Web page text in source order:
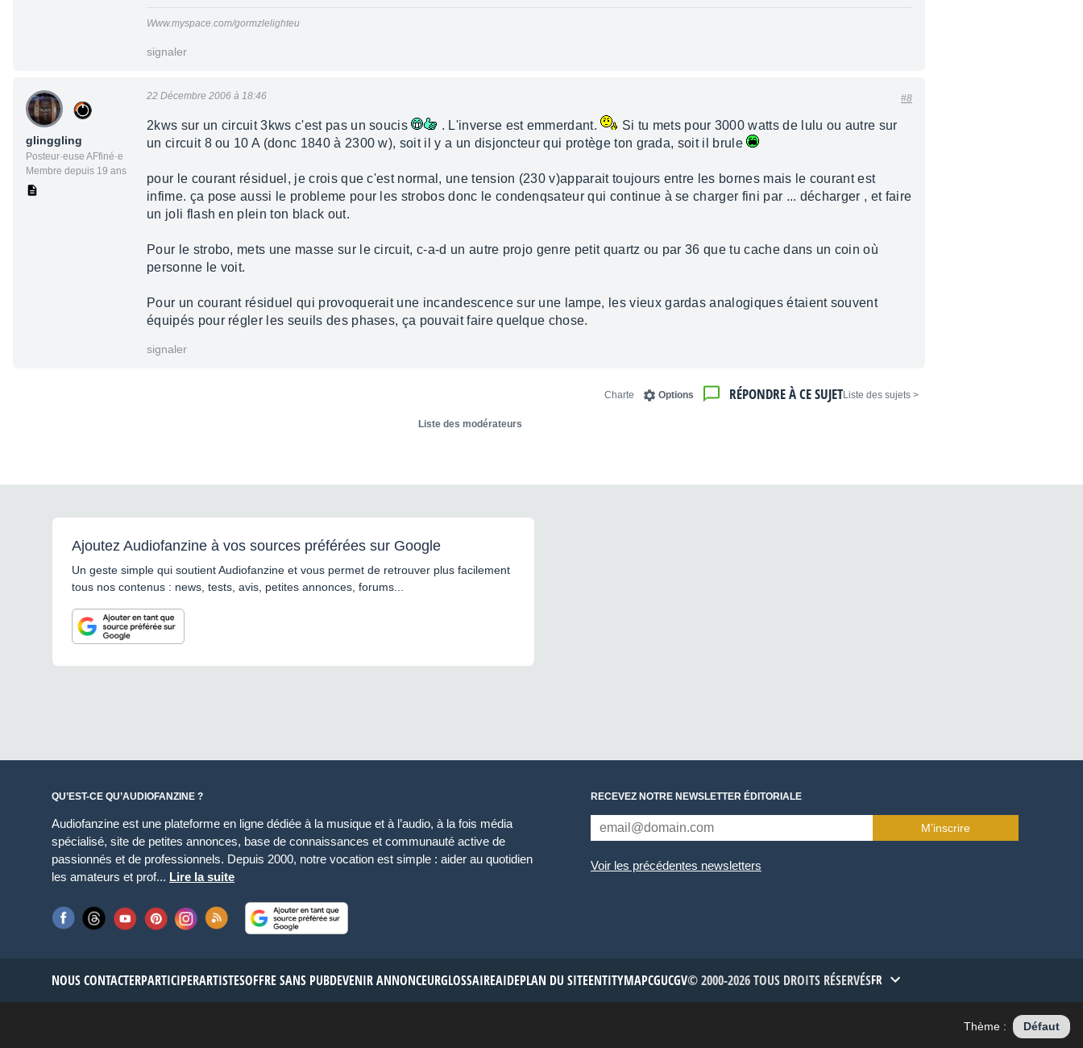
Www.myspace.com/gormzlelighteu
signaler
glinggling
Posteur·euse AFfiné·e
Membre depuis 19 ans
22 Décembre 2006 à 18:46 #8
2kws sur un circuit 3kws c'est pas un soucis . L'inverse est emmerdant.
Si tu mets pour 3000 watts de lulu ou autre sur
un circuit 8 ou 10 A (donc 1840 à 2300 w), soit il y a un disjoncteur qui protège ton grada, soit il brule
pour le courant résiduel, je crois que c'est normal, une tension (230 v)apparait toujours entre les bornes mais le courant est
infime. ça pose aussi le probleme pour les strobos donc le condenqsateur qui continue à se charger fini par ... décharger , et faire
un joli flash en plein ton black out.
Pour le strobo, mets une masse sur le circuit, c-a-d un autre projo genre petit quartz ou par 36 que tu cache dans un coin où
personne le voit.
Pour un courant résiduel qui provoquerait une incandescence sur une lampe, les vieux gardas analogiques étaient souvent
équipés pour régler les seuils des phases, ça pouvait faire quelque chose.
signaler
< Liste des sujets
RÉPONDRE À CE SUJET
Options
Charte
Liste des modérateurs
Ajoutez Audiofanzine à vos sources préférées sur Google
Un geste simple qui soutient Audiofanzine et vous permet de retrouver plus facilement
tous nos contenus : news, tests, avis, petites annonces, forums...
QU’EST-CE QU’AUDIOFANZINE ?
Audiofanzine est une plateforme en ligne dédiée à la musique et à l’audio, à la fois média
spécialisé, site de petites annonces, base de connaissances et communauté active de
passionnés et de professionnels. Depuis 2000, notre vocation est simple : aider au quotidien
les amateurs et prof... Lire la suite
RECEVEZ NOTRE NEWSLETTER ÉDITORIALE
M’inscrire
Voir les précédentes newsletters
NOUS CONTACTERPARTICIPERARTISTESOFFRE SANS PUBDEVENIR ANNONCEURGLOSSAIREAIDEPLAN DU SITEENTITYMAPCGUCGV© 2000-2026 TOUS DROITS RÉSERVÉSFR
Thème : Défaut